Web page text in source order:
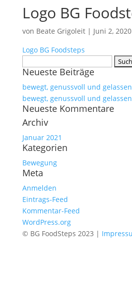
Logo BG
von Beate Grigoleit| Juni 2, 2020
Logo BG Foodsteps
nach:
Neueste Beiträge
bewegt, genussvoll und
bewegt, genussvoll und
Neueste Kommentare
Archiv
Januar 2021
Kategorien
Bewegung
Meta
Anmelden
Eintrags-Feed
Kommentar-Feed
WordPress.org
© BG FoodSteps 2023 |